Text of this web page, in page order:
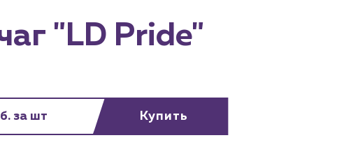
"LD Pride"
за шт Купить